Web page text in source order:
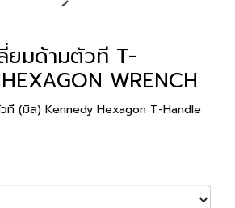
ยมด้ามตัวที T-
WRENCH
วที (มิล) Kennedy Hexagon T-Handle